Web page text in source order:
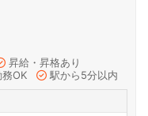
昇給・昇格あり
務OK 駅から5分以内